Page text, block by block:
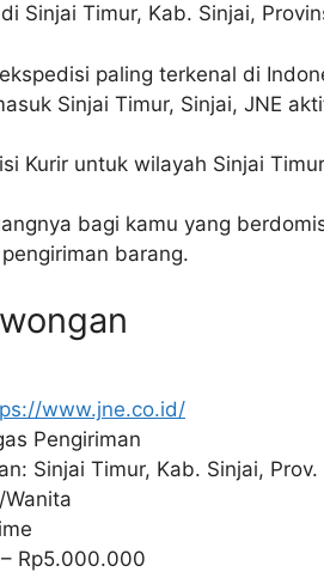
Sinjai Timur, Kab. Sinjai,
paling terkenal di
Sinjai Timur, Sinjai, JNE
Kurir untuk wilayah Sinjai
bagi kamu yang
barang.
www.jne.co.id/
Pengiriman
Sinjai Timur, Kab. Sinjai,
Rp5.000.000